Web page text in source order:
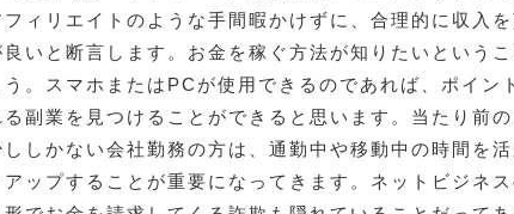
ィリエイトのような手間暇かけずに、合理的に収入を
いと断言します。お金を稼ぐ方法が知りたいという
。スマホまたはPCが使用できるのであれば、ポイン
副業を見つけることができると思います。当たり前の
しかない会社勤務の方は、通勤中や移動中の時間を活
ップすることが重要になってきます。ネットビジネス